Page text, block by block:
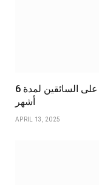
الآن في “جدة” وبدون أي رسوم خدمة على السائقين لمدة 6
أشهر
APRIL 13, 2025